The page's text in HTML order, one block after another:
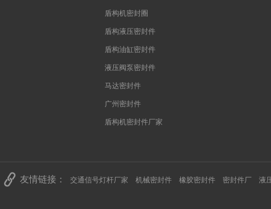
盾构机密封圈
盾构液压密封件
盾构油缸密封件
液压阀泵密封件
马达密封件
广州密封件
盾构机密封件厂家
友情链接： 交通信号灯杆厂家 机械密封件 橡胶密封件 密封件厂 液